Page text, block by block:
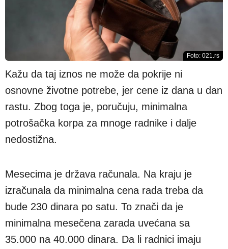
Foto: 021.rs
Kažu da taj iznos ne može da pokrije ni
osnovne životne potrebe, jer cene iz dana u dan
rastu. Zbog toga je, poručuju, minimalna
potrošačka korpa za mnoge radnike i dalje
nedostižna.
Mesecima je država računala. Na kraju je
izračunala da minimalna cena rada treba da
bude 230 dinara po satu. To znači da je
minimalna mesečena zarada uvećana sa
35.000 na 40.000 dinara. Da li radnici imaju